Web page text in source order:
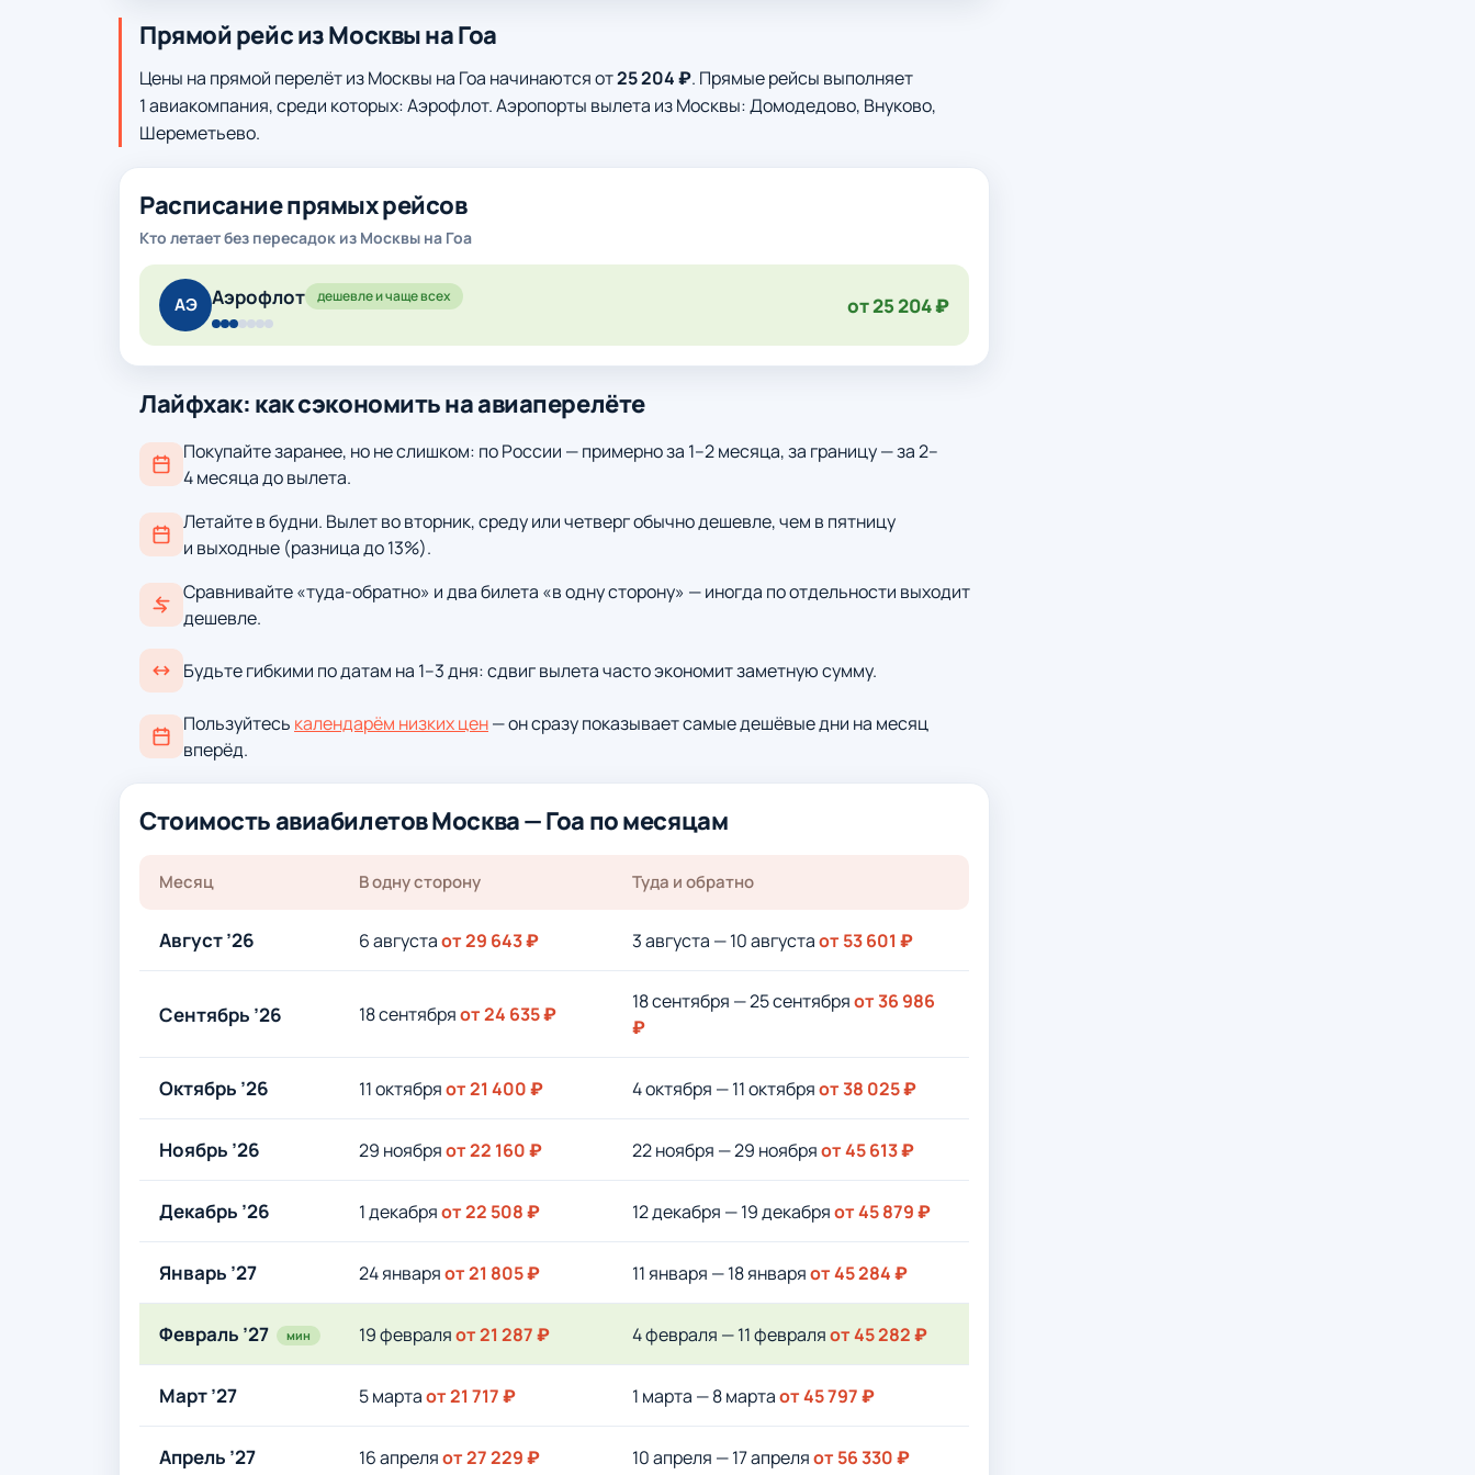
Прямой рейс из Москвы на Гоа
Цены на прямой перелёт из Москвы на Гоа начинаются от25 204 ₽. Прямые рейсы выполняет
1 авиакомпания, среди которых: Аэрофлот. Аэропорты вылета из Москвы: Домодедово, Внуково,
Шереметьево.
Расписание прямых рейсов
Кто летает без пересадок из Москвы на Гоа
АЭ Аэрофлот дешевле и чаще всех от 25 204 ₽
Лайфхак: как сэкономить на авиаперелёте
Покупайте заранее, но не слишком: по России — примерно за 1–2 месяца, за границу — за 2–
4 месяца до вылета.
Летайте в будни. Вылет во вторник, среду или четверг обычно дешевле, чем в пятницу
и выходные (разница до 13%).
Сравнивайте «туда-обратно» и два билета «в одну сторону» — иногда по отдельности выходит
дешевле.
Будьте гибкими по датам на 1–3 дня: сдвиг вылета часто экономит заметную сумму.
Пользуйтесь календарём низких цен— он сразу показывает самые дешёвые дни на месяц
вперёд.
Стоимость авиабилетов Москва — Гоа по месяцам
Месяц В одну сторону Туда и обратно
Август ’26 6 августаот 29 643 ₽ 3 августа — 10 августаот 53 601 ₽
Сентябрь ’26 18 сентябряот 24 635 ₽
18 сентября — 25 сентябряот 36 986
₽
Октябрь ’26 11 октябряот 21 400 ₽ 4 октября — 11 октябряот 38 025 ₽
Ноябрь ’26 29 ноябряот 22 160 ₽ 22 ноября — 29 ноябряот 45 613 ₽
Декабрь ’26 1 декабряот 22 508 ₽ 12 декабря — 19 декабряот 45 879 ₽
Январь ’27 24 январяот 21 805 ₽ 11 января — 18 январяот 45 284 ₽
Февраль ’27 мин 19 февраляот 21 287 ₽ 4 февраля — 11 февраляот 45 282 ₽
Март ’27 5 мартаот 21 717 ₽ 1 марта — 8 мартаот 45 797 ₽
Апрель ’27 16 апреляот 27 229 ₽ 10 апреля — 17 апреляот 56 330 ₽